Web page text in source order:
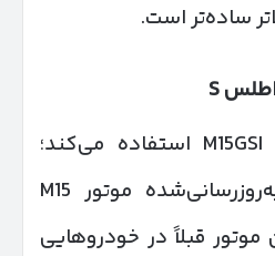
ساده‌تر است.
S
اطلس S از پیشرانه M15GSI استفاده می‌کند؛
موتوری که نسخه به‌روزرسانی‌شده موتور M15
قبلاً در خودروهایی